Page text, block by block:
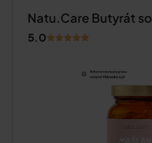
Natu.Care Butyrát
5.0